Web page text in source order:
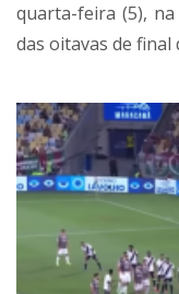
quarta-feira (5),
das oitavas de final